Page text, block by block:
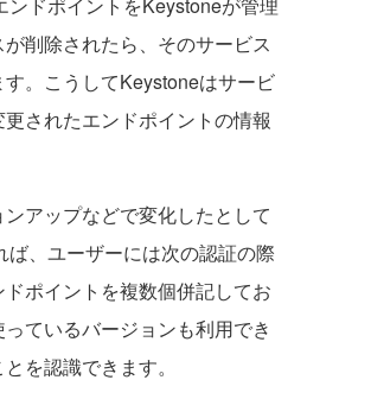
削除されたら、そのサービス
。こうしてKeystoneはサービ
されたエンドポイントの情報
アップなどで変化したとして
、ユーザーには次の認証の際
ポイントを複数個併記してお
ているバージョンも利用でき
を認識できます。